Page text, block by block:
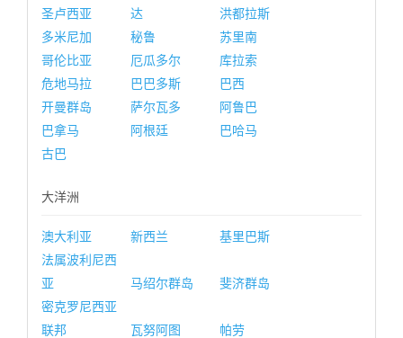
圣卢西亚
达
洪都拉斯
多米尼加
秘鲁
苏里南
哥伦比亚
厄瓜多尔
库拉索
危地马拉
巴巴多斯
巴西
开曼群岛
萨尔瓦多
阿鲁巴
巴拿马
阿根廷
巴哈马
古巴
大洋洲
澳大利亚 新西兰
基里巴斯
法属波利尼西
亚
马绍尔群岛
斐济群岛
密克罗尼西亚
联邦
瓦努阿图
帕劳